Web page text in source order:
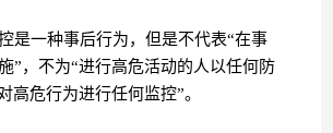
是一种事后行为，但是不代表“在事
”，不为“进行高危活动的人以任何防
高危行为进行任何监控”。